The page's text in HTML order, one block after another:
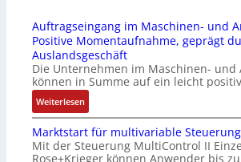
s
t
s
i
c
h
f
l
e
r
i
n
e
n
G
u
3
-
Z
e
r
t
i
f
i
u
c
k
a
u
s
g
l
e
Auftragseingang im Maschinen- und
Positive Momentaufnahme, geprägt
Auslandsgeschäft
Die Unternehmen im Maschinen- und
können in Summe auf ein leicht
Weiterlesen:
A
u
f
Marktstart für multivariable Steuerung
Mit der Steuerung MultiControl II
Rose+Krieger können Anwender bis